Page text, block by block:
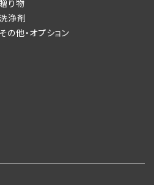
贈り物
洗浄剤
その他・オプション